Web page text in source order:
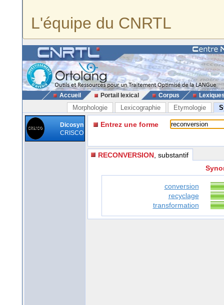
L'équipe du CNRTL
Accueil Portail lexical Corpus
Morphologie Lexicographie Etymologie
Dicosyn
CRISCO
Entrez une forme
RECONVERSION , substantif
conversion
recyclage
transformation